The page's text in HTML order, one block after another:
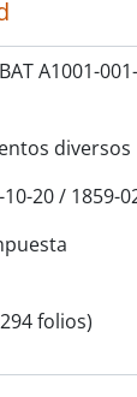
de la Vicaría Foránea de Cartago,
de la Diócesis de
de la Vicaría Capitular de la
correspondencia de la Vicaría
de la Curia eclesiástica y
0073 -
- Expedientes
matrimoniales, correspondencia de
- Libro de fábrica
de cuentas y circulares del Convento
Libro de control de gastos del
A1001-
diversos
10-20 / 1859-
folios)